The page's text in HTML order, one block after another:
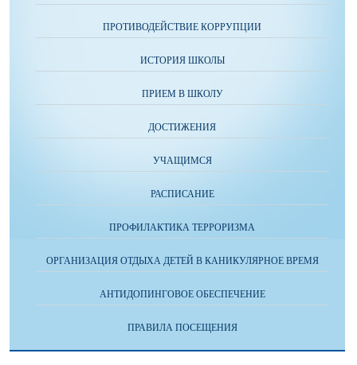
ПРОТИВОДЕЙСТВИЕ КОРРУПЦИИ
ИСТОРИЯ ШКОЛЫ
ПРИЕМ В ШКОЛУ
ДОСТИЖЕНИЯ
УЧАЩИМСЯ
РАСПИСАНИЕ
ПРОФИЛАКТИКА ТЕРРОРИЗМА
ОРГАНИЗАЦИЯ ОТДЫХА ДЕТЕЙ В КАНИКУЛЯРНОЕ ВРЕМЯ
АНТИДОПИНГОВОЕ ОБЕСПЕЧЕНИЕ
ПРАВИЛА ПОСЕЩЕНИЯ